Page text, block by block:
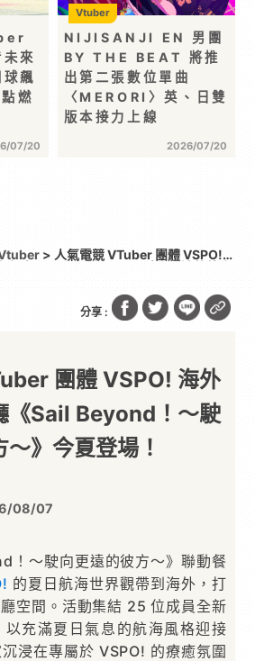
來
飆
燃
07/20
NIJISANJI EN 男團
BY THE BEAT 將推
出第二張數位單曲
〈MERORI〉英、日雙
版本接力上線
2026/07/20
Vtuber
> 人氣電競 VTuber 團體 VSPO!
分享 :
團體 VSPO! 海外
《Sail Beyond！～駛
》今夏登場！
08/07
！～駛向更遠的彼方～》聯動餐
的夏日航海世界觀帶到海外，打
空間。活動集結 25 位成員全新
充滿夏日氣息的航海風格迎接
浸在專屬於 VSPO! 的療癒氛圍